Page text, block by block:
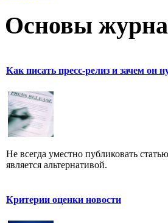
Основы
Как писать пресс-релиз и зачем он
Не всегда уместно публиковать
является альтернативой.
Критерии оценки новости